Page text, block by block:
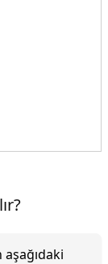
aşağıdaki